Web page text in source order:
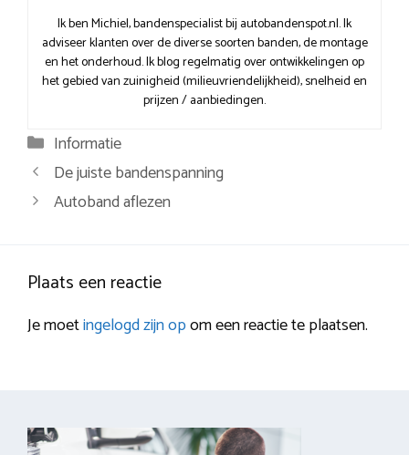
Ik ben Michiel, bandenspecialist bij autobandenspot.nl. Ik
adviseer klanten over de diverse soorten banden, de montage
en het onderhoud. Ik blog regelmatig over ontwikkelingen op
het gebied van zuinigheid (milieuvriendelijkheid), snelheid en
prijzen / aanbiedingen.
Categorieën
Informatie
Berichtnavigatie
De juiste bandenspanning
Autoband aflezen
Plaats een reactie
Je moetingelogd zijn opom een reactie te plaatsen.